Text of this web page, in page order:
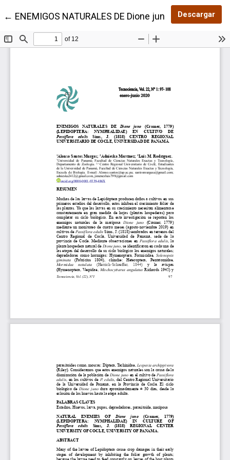
← Volver a los detalles del artículo
ENEMIGOS NATURALES DE Dione juno (Cramer,
Descargar